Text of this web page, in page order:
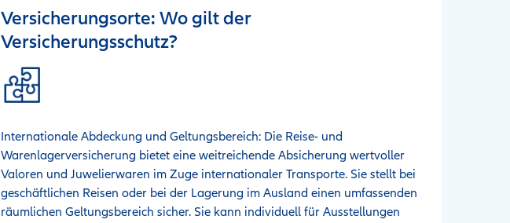
Versicherungsorte: Wo gilt der
Versicherungsschutz?
Internationale Abdeckung und Geltungsbereich: Die Reise- und
Warenlagerversicherung bietet eine weitreichende Absicherung wertvoller
Valoren und Juwelierwaren im Zuge internationaler Transporte. Sie stellt bei
geschäftlichen Reisen oder bei der Lagerung im Ausland einen umfassenden
räumlichen Geltungsbereich sicher. Sie kann individuell für Ausstellungen